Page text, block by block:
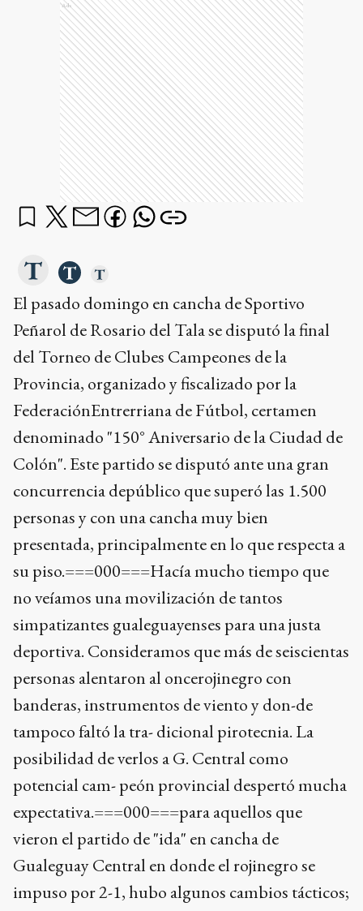
Ads
El pasado domingo en cancha de Sportivo
Peñarol de Rosario del Tala se disputó la final
del Torneo de Clubes Campeones de la
Provincia, organizado y fiscalizado por la
FederaciónEntrerriana de Fútbol, certamen
denominado "150° Aniversario de la Ciudad de
Colón". Este partido se disputó ante una gran
concurrencia depúblico que superó las 1.500
personas y con una cancha muy bien
presentada, principalmente en lo que respecta a
su piso.===000===Hacía mucho tiempo que
no veíamos una movilización de tantos
simpatizantes gualeguayenses para una justa
deportiva. Consideramos que más de seiscientas
personas alentaron al oncerojinegro con
banderas, instrumentos de viento y don-de
tampoco faltó la tra- dicional pirotecnia. La
posibilidad de verlos a G. Central como
potencial cam- peón provincial despertó mucha
expectativa.===000===para aquellos que
vieron el partido de "ida" en cancha de
Gualeguay Central en donde el rojinegro se
impuso por 2-1, hubo algunos cambios tácticos;